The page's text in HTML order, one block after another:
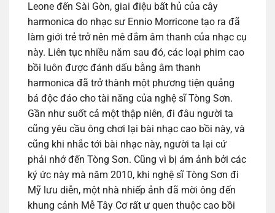
Leone đến Sài Gòn, giai điệu bất hủ của cây
harmonica do nhạc sư Ennio Morricone tạo ra đã
làm giới trẻ trở nên mê đắm âm thanh của nhạc cụ
này. Liên tục nhiều năm sau đó, các loại phim cao
bồi luôn được đánh dấu bằng âm thanh
harmonica đã trở thành một phương tiện quảng
bá độc đáo cho tài năng của nghệ sĩ Tòng Sơn.
Gần như suốt cả một thập niên, đi đâu người ta
cũng yêu cầu ông chơi lại bài nhạc cao bồi này, và
cũng khi nhắc tới bài nhạc này, người ta lại cứ
phải nhớ đến Tòng Sơn. Cũng vì bị ám ảnh bởi các
ký ức này mà năm 2010, khi nghệ sĩ Tòng Sơn đi
Mỹ lưu diễn, một nhà nhiếp ảnh đã mời ông đến
khung cảnh Mễ Tây Cơ rất ư quen thuộc cao bồi